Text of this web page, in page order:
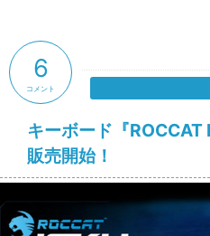
キーボード『
販売開始！
6
コメント